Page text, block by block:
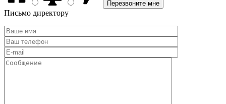
Письмо директору